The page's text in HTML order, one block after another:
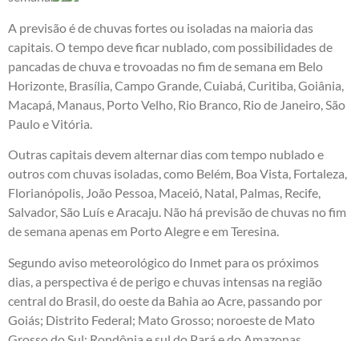
A previsão é de chuvas fortes ou isoladas na maioria das
capitais. O tempo deve ficar nublado, com possibilidades de
pancadas de chuva e trovoadas no fim de semana em Belo
Horizonte, Brasília, Campo Grande, Cuiabá, Curitiba, Goiânia,
Macapá, Manaus, Porto Velho, Rio Branco, Rio de Janeiro, São
Paulo e Vitória.
Outras capitais devem alternar dias com tempo nublado e
outros com chuvas isoladas, como Belém, Boa Vista, Fortaleza,
Florianópolis, João Pessoa, Maceió, Natal, Palmas, Recife,
Salvador, São Luís e Aracaju. Não há previsão de chuvas no fim
de semana apenas em Porto Alegre e em Teresina.
Segundo aviso meteorológico do Inmet para os próximos
dias, a perspectiva é de perigo e chuvas intensas na região
central do Brasil, do oeste da Bahia ao Acre, passando por
Goiás; Distrito Federal; Mato Grosso; noroeste de Mato